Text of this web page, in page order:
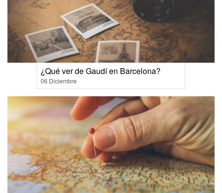
¿Qué ver de Gaudí en Barcelona?
06 Diciembre